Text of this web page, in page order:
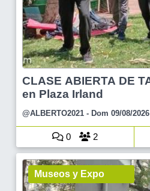
CLASE ABIERTA DE TAI CHI/CHI KUNG
en Plaza Irland
@ALBERTO2021 - Dom 09/08/2026
0 2
Museos y Expo